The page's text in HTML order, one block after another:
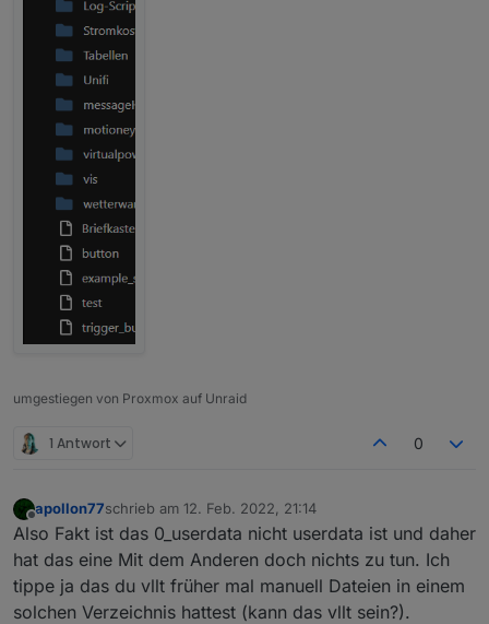
umgestiegen von Proxmox auf Unraid
1 Antwort 0
Offline
apollon77schrieb am 12. Feb. 2022, 21:14
zuletzt editiert von
Also Fakt ist das 0_userdata nicht userdata ist und daher
hat das eine Mit dem Anderen doch nichts zu tun. Ich
tippe ja das du vllt früher mal manuell Dateien in einem
solchen Verzeichnis hattest (kann das vllt sein?).